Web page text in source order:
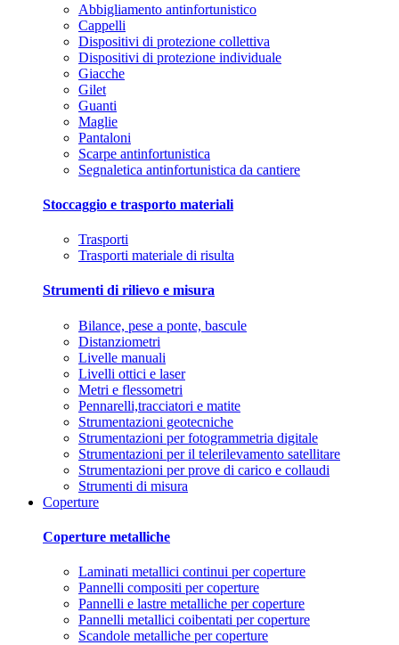
Abbigliamento antinfortunistico
Cappelli
Dispositivi di protezione collettiva
Dispositivi di protezione individuale
Giacche
Gilet
Guanti
Maglie
Pantaloni
Scarpe antinfortunistica
Segnaletica antinfortunistica da cantiere
Stoccaggio e trasporto materiali
Trasporti
Trasporti materiale di risulta
Strumenti di rilievo e misura
Bilance, pese a ponte, bascule
Distanziometri
Livelle manuali
Livelli ottici e laser
Metri e flessometri
Pennarelli,tracciatori e matite
Strumentazioni geotecniche
Strumentazioni per fotogrammetria digitale
Strumentazioni per il telerilevamento satellitare
Strumentazioni per prove di carico e collaudi
Strumenti di misura
Coperture
Coperture metalliche
Laminati metallici continui per coperture
Pannelli compositi per coperture
Pannelli e lastre metalliche per coperture
Pannelli metallici coibentati per coperture
Scandole metalliche per coperture